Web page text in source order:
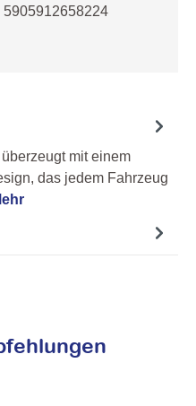
5905912658224
mit einem
das jedem Fahrzeug